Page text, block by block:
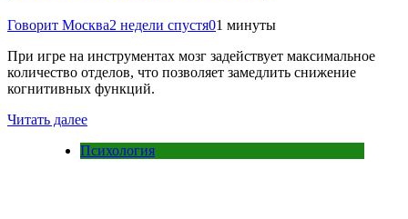
Говорит Москва2 недели спустя01 минуты
При игре на инструментах мозг задействует максимальное
количество отделов, что позволяет замедлить снижение
когнитивных функций.
Читать далее
Психология